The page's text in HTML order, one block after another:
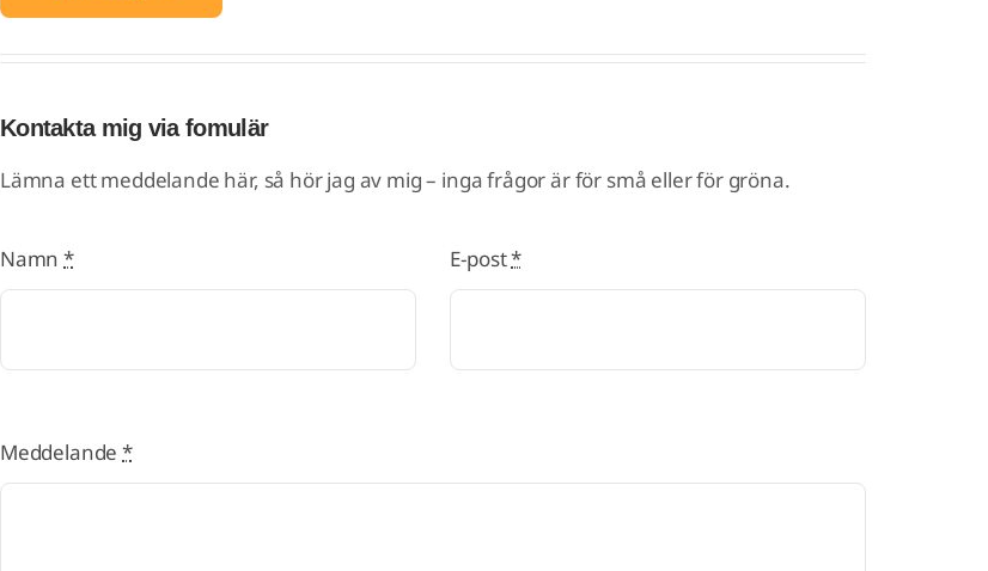
Kontakta mig via fomulär
Lämna ett meddelande här, så hör jag av mig – inga frågor är för små eller för gröna.
Namn* E-post*
Meddelande*